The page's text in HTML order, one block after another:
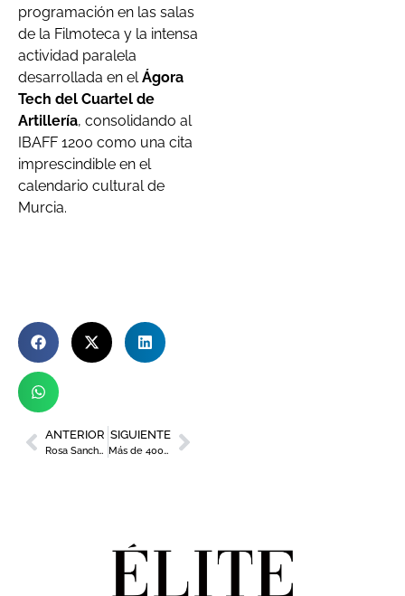
programación en las salas
de la Filmoteca y la intensa
actividad paralela
desarrollada en elÁgora
Tech del Cuartel de
Artillería, consolidando al
IBAFF 1200 como una cita
imprescindible en el
calendario cultural de
Murcia.
ANTERIOR
Rosa Sancho se incorpora a la murciana CLERHP como directora de Protocolo y Eventos para liderar el nuevo departamento institucional
SIGUIENTE
Más de 400 invitados asisten en Murcia a la presentación del Mercedes-Benz CLA eléctrico, símbolo del lujo sostenible